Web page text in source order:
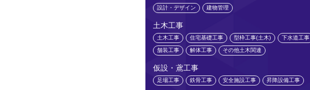
設計・デザイン 建物管理
土木工事
土木工事 住宅基礎工事 型枠工事(土木) 下水道工事
舗装工事 解体工事 その他土木関連
仮設・鳶工事
足場工事 鉄骨工事 安全施設工事 昇降設備工事